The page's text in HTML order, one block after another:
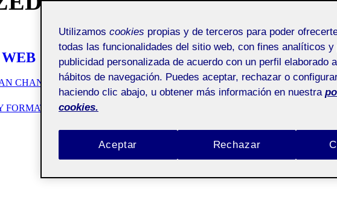
CHANGO
Utilizamos cookies propias y de terceros para poder
todas las funcionalidades del sitio web, con fines analíticos
publicidad personalizada de acuerdo con un perfil elaborado
hábitos de navegación. Puedes aceptar, rechazar o
haciendo clic abajo, u obtener más información en nuestra
cookies.
Rechazar
Aceptar